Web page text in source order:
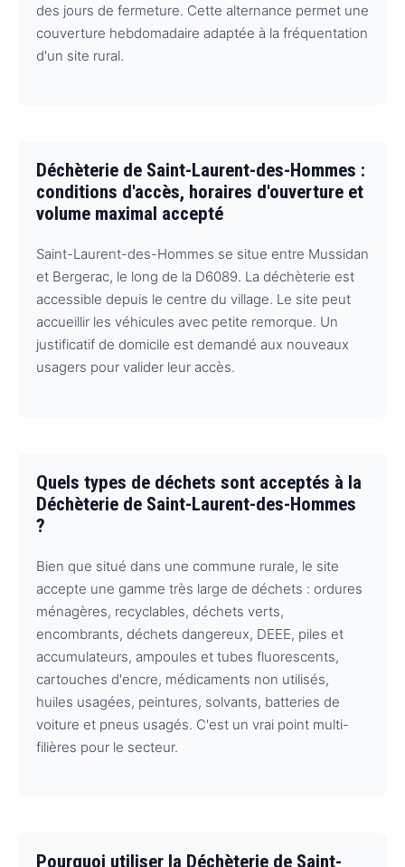
des jours de fermeture. Cette alternance permet une
couverture hebdomadaire adaptée à la fréquentation
d'un site rural.
Déchèterie de Saint-Laurent-des-Hommes :
conditions d'accès, horaires d'ouverture et
volume maximal accepté
Saint-Laurent-des-Hommes se situe entre Mussidan
et Bergerac, le long de la D6089. La déchèterie est
accessible depuis le centre du village. Le site peut
accueillir les véhicules avec petite remorque. Un
justificatif de domicile est demandé aux nouveaux
usagers pour valider leur accès.
Quels types de déchets sont acceptés à la
Déchèterie de Saint-Laurent-des-Hommes
?
Bien que situé dans une commune rurale, le site
accepte une gamme très large de déchets : ordures
ménagères, recyclables, déchets verts,
encombrants, déchets dangereux, DEEE, piles et
accumulateurs, ampoules et tubes fluorescents,
cartouches d'encre, médicaments non utilisés,
huiles usagées, peintures, solvants, batteries de
voiture et pneus usagés. C'est un vrai point multi-
filières pour le secteur.
Pourquoi utiliser la Déchèterie de Saint-